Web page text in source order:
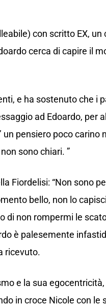
con scritto EX, un
cerca di capire il
e ha sostenuto che i
ad Edoardo, per
un pensiero poco carino
sono chiari. ”
Fiordelisi: “Non sono
bello, non lo
di non rompermi le
è palesemente
ricevuto.
e la sua egocentricità,
in croce Nicole con le